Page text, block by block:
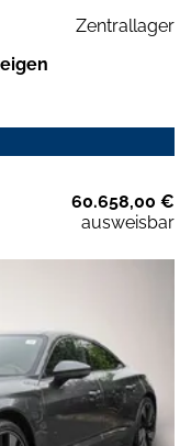
Zentrallager
60.658,00 €
ausweisbar